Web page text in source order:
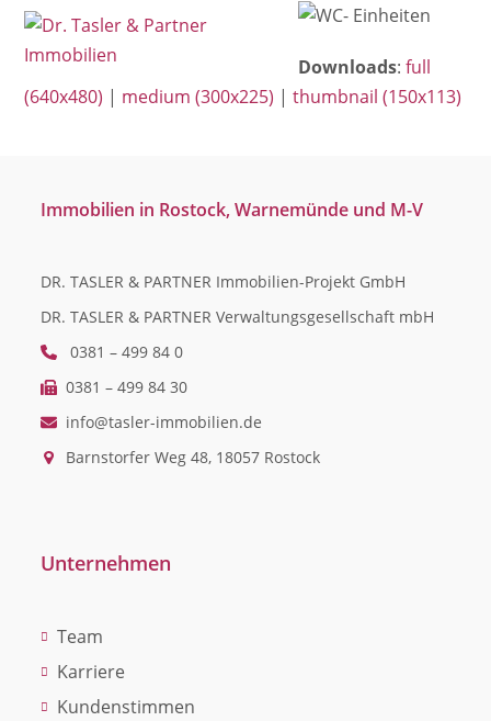
SkipOpen
mobile
menu
Close
mobile
menu
Downloads:full
(640x480) | medium (300x225) |thumbnail (150x113)
Immobilien in Rostock, Warnemünde und M-V
DR. TASLER & PARTNER Immobilien-Projekt GmbH
DR. TASLER & PARTNER Verwaltungsgesellschaft mbH
0381 – 499 84 0
0381 – 499 84 30
info@tasler-immobilien.de
Barnstorfer Weg 48, 18057 Rostock
Unternehmen
Team
Karriere
Kundenstimmen